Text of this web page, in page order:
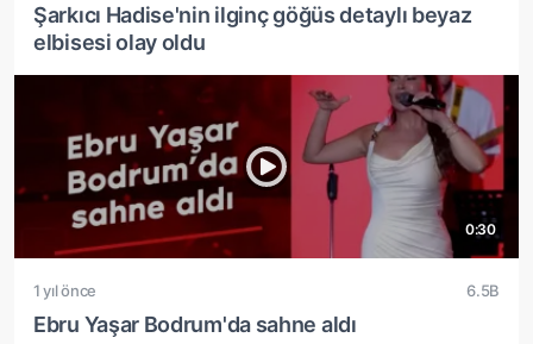
Şarkıcı Hadise'nin ilginç göğüs detaylı beyaz
elbisesi olay oldu
0:30
1 yıl önce 6.5B
Ebru Yaşar Bodrum'da sahne aldı